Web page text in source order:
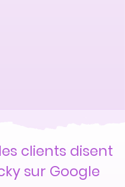
clients disent
sur Google